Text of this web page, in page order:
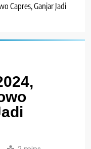
Capres, Ganjar Jadi